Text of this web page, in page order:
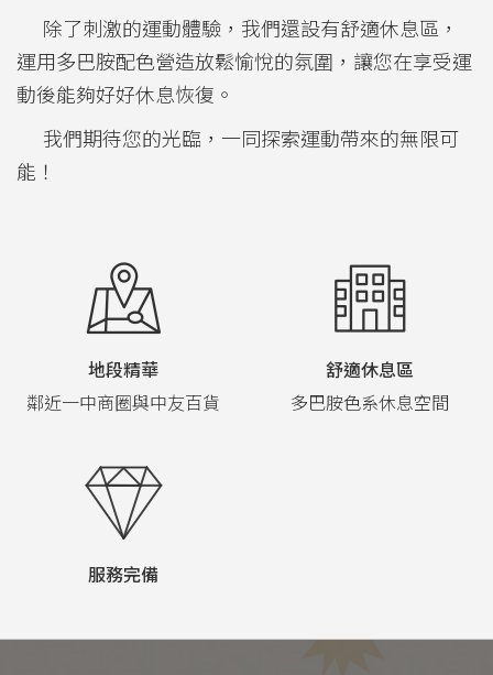
除了刺激的運動體驗，我們還設有舒適休息區，
運用多巴胺配色營造放鬆愉悅的氛圍，讓您在享受運
動後能夠好好休息恢復。
我們期待您的光臨，一同探索運動帶來的無限可
能！
地段精華
鄰近一中商圈與中友百貨
舒適休息區
多巴胺色系休息空間
服務完備